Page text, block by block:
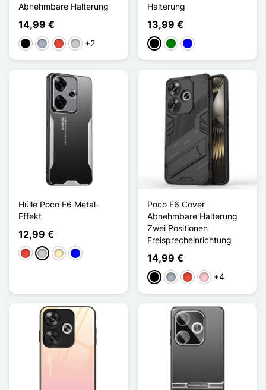
Abnehmbare Halterung
14,99 €
Schwarz
GrauRot Silber
+2
Halterung
13,99 €
Schwarz
GrünBlau
Hülle Poco F6 Metal-
Effekt
12,99 €
Rot SilberGolden
Blau
Poco F6 Cover
Abnehmbare Halterung
Zwei Positionen
Freisprecheinrichtung
14,99 €
Schwarz
GrauRot Pink+4